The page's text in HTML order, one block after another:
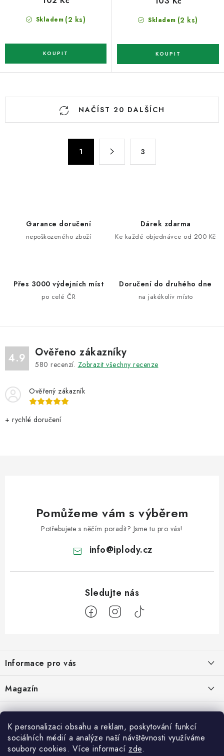
K personalizaci obsahu a reklam, poskytování funkcí
sociálních médií a analýze naší návštěvnosti využíváme
soubory cookies. Více informací zde.
Skladem (2 ks) Skladem (2 ks)
O
s
NAČÍST 20 DALŠÍCH
1 3
Garance doručení
nepoškozeného zboží
Dárek zdarma
Ke každé objednávce od 200 Kč
Přes 3000 výdejních míst
po celé ČR
Doručení do druhého dne
na jakékoliv místo
4.9 Ověřeno zákazníky
580 recenzí. Zobrazit všechny recenze
Ověřený zákazník
+ rychlé doručení
Pomůžeme vám s výběrem
Potřebujete s něčím poradit? Jsme tu pro vás!
info@iplody.cz
p
a
í
Informace pro vás
Velkoobchod
Reklamace a vrácení zboží
Magazín
Kombucha – osvěžující nápoj pro zdravé zažívání
Konjak: Rostlina, která dala hubnutí a zdravému životnímu stylu nový
Nákupní košík